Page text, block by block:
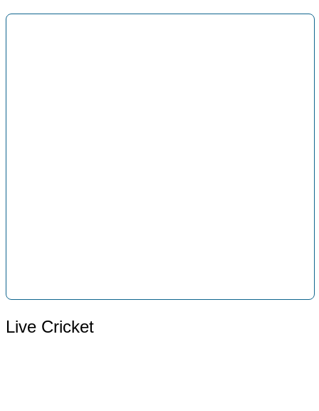
Live Cricket